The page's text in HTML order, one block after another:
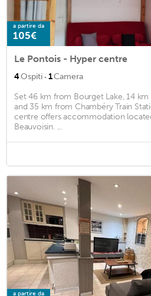
a partire da
105€
Le Pontois - Hyper centre
4Ospiti · 1Camera
Set 46 km from Bourget Lake, 14
and 35 km from Chambéry Train
centre offers accommodation
Beauvoisin. ...
a partire da